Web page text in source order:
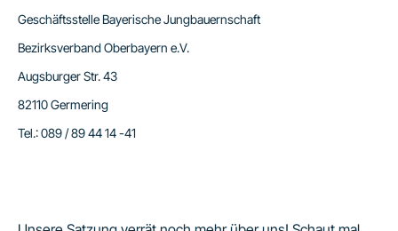
Geschäftsstelle Bayerische Jungbauernschaft
Bezirksverband Oberbayern e.V.
Augsburger Str. 43
82110 Germering
Tel.: 089 / 89 44 14 -41